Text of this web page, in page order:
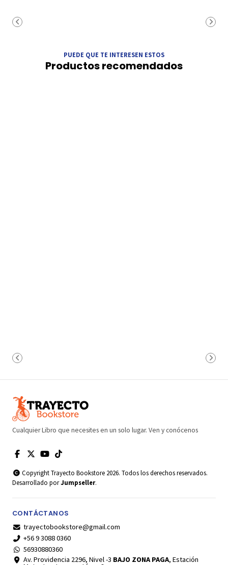
PUEDE QUE TE INTERESEN ESTOS
Productos recomendados
Cualquier Libro que necesites en un solo lugar. Ven y conócenos
Copyright Trayecto Bookstore 2026. Todos los derechos reservados.
Desarrollado porJumpseller.
CONTÁCTANOS
trayectobookstore@gmail.com
+56 9 3088 0360
56930880360
Av. Providencia 2296, Nivel -3 BAJO ZONA PAGA, Estación